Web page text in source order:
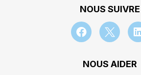
NOUS SUIVRE
NOUS AIDER